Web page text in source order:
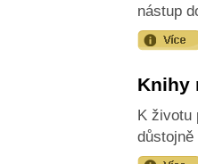
nástup
Knihy
K životu